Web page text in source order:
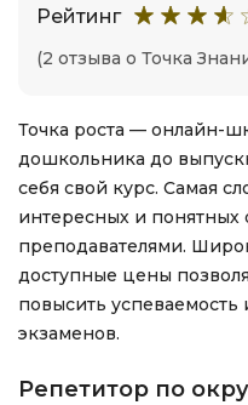
Рейтинг
(2 отзыва о Точка
Точка роста — онлайн-
дошкольника до
себя свой курс. Самая
интересных и понятных
преподавателями.
доступные цены
повысить успеваемость
экзаменов.
Репетитор по